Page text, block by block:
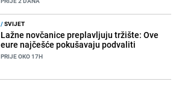
/SVIJET
Lažne novčanice preplavljuju tržište: Ove
eure najčešće pokušavaju podvaliti
PRIJE OKO 17H